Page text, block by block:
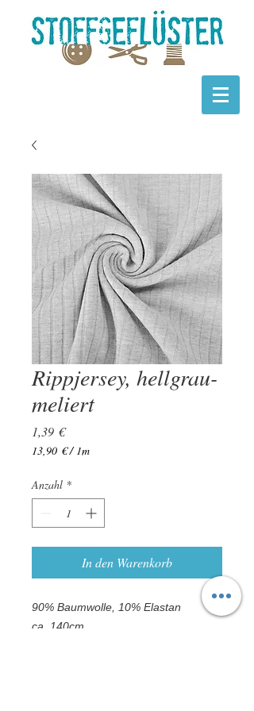
Rippjersey, hellgrau-
meliert
1,39 €Preis
13,90 € /1m
pro
1
Anzahl *
In den Warenkorb
90% Baumwolle, 10% Elastan
ca. 140cm